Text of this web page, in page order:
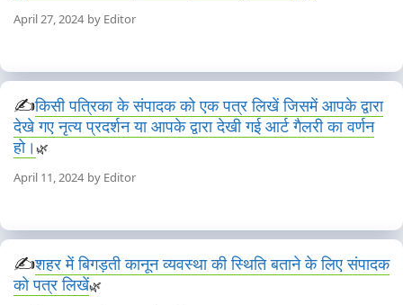
April 27, 2024 by Editor
किसी पत्रिका के संपादक को एक पत्र लिखें जिसमें आपके द्वारा
देखे गए नृत्य प्रदर्शन या आपके द्वारा देखी गई आर्ट गैलरी का वर्णन
हो।
April 11, 2024 by Editor
शहर में बिगड़ती कानून व्यवस्था की स्थिति बताने के लिए संपादक
को पत्र लिखें